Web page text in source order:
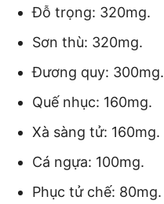
Đỗ trọng: 320mg.
Sơn thù: 320mg.
Đương quy: 300mg.
Quế nhục: 160mg.
Xà sàng tử: 160mg.
Cá ngựa: 100mg.
Phục tử chế: 80mg.